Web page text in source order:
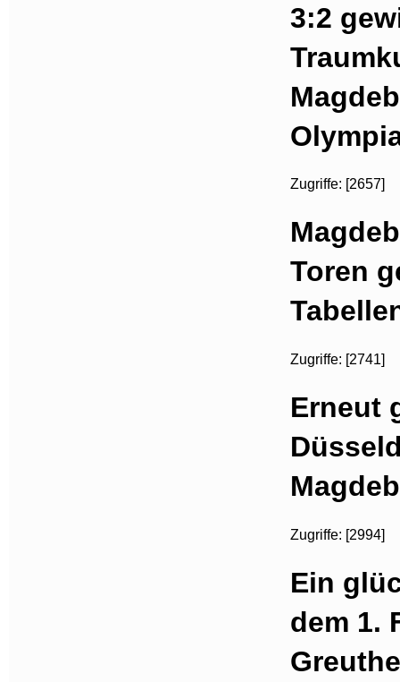
3:2
Zugriffe: [2657]
Toren
Zugriffe: [2741]
Erneut
Zugriffe: [2994]
Ein
dem 1.